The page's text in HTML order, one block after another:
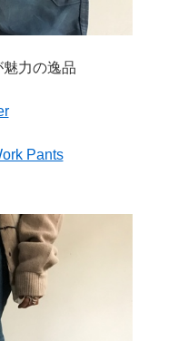
力の逸品
Pants